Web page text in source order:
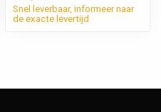
Snel leverbaar, informeer naar
de exacte levertijd